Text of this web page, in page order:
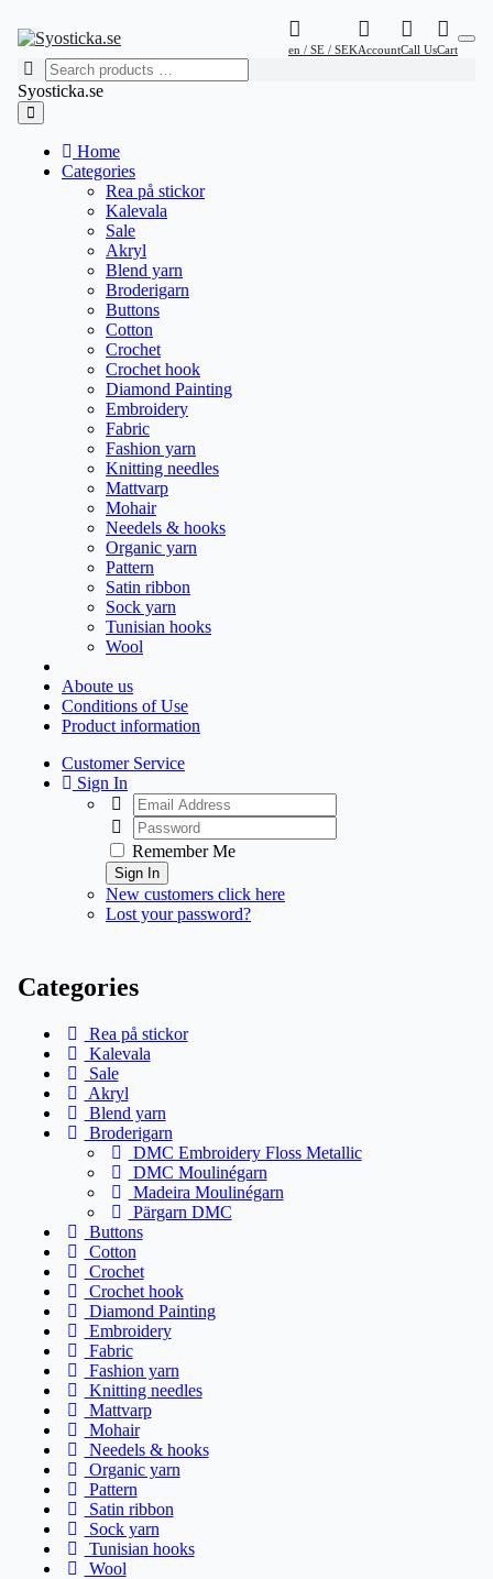
en / SE / SEKAccountCall UsCart
Syosticka.se
Home
Categories
Rea på stickor
Kalevala
Sale
Akryl
Blend yarn
Broderigarn
Buttons
Cotton
Crochet
Crochet hook
Diamond Painting
Embroidery
Fabric
Fashion yarn
Knitting needles
Mattvarp
Mohair
Needels & hooks
Organic yarn
Pattern
Satin ribbon
Sock yarn
Tunisian hooks
Wool
Aboute us
Conditions of Use
Product information
Customer Service
Sign In
Remember Me
Sign In
New customers click here
Lost your password?
Categories
Rea på stickor
Kalevala
Sale
Akryl
Blend yarn
Broderigarn
DMC Embroidery Floss Metallic
DMC Moulinégarn
Madeira Moulinégarn
Pärgarn DMC
Buttons
Cotton
Crochet
Crochet hook
Diamond Painting
Embroidery
Fabric
Fashion yarn
Knitting needles
Mattvarp
Mohair
Needels & hooks
Organic yarn
Pattern
Satin ribbon
Sock yarn
Tunisian hooks
Wool